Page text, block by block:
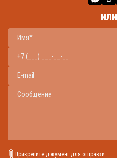
или
Прикрепите документ для отправки